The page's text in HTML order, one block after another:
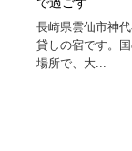
で過ごす
長崎県雲仙市神
貸しの宿です。
場所で、大...